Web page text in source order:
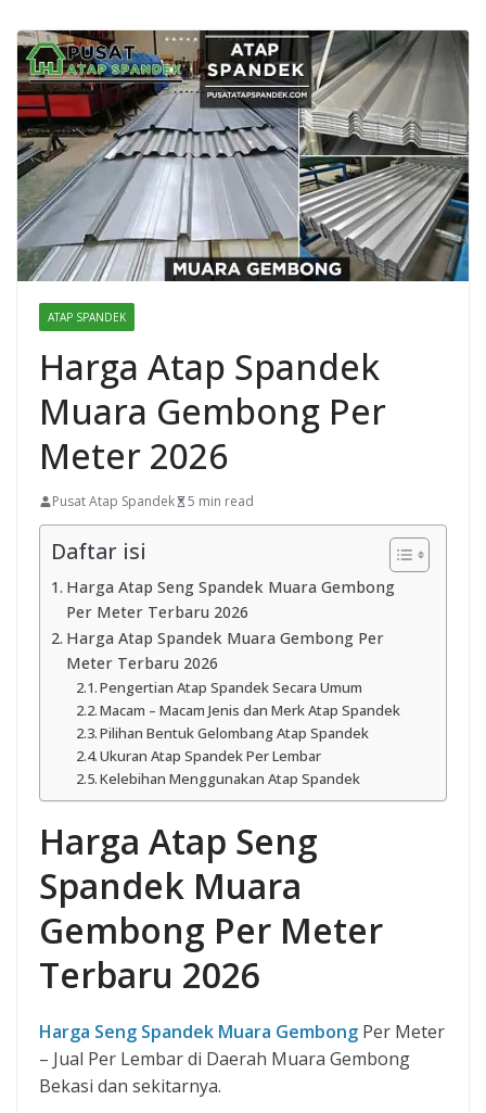
ATAP SPANDEK
Harga Atap Spandek
Muara Gembong Per
Meter 2026
Pusat Atap Spandek 5 min read
Daftar isi
Harga Atap Seng Spandek Muara Gembong
Per Meter Terbaru 2026
Harga Atap Spandek Muara Gembong Per
Meter Terbaru 2026
Pengertian Atap Spandek Secara Umum
Macam – Macam Jenis dan Merk Atap Spandek
Pilihan Bentuk Gelombang Atap Spandek
Ukuran Atap Spandek Per Lembar
Kelebihan Menggunakan Atap Spandek
Harga Atap Seng
Spandek Muara
Gembong Per Meter
Terbaru 2026
Harga Seng Spandek Muara Gembong Per Meter
– Jual Per Lembar di Daerah Muara Gembong
Bekasi dan sekitarnya.